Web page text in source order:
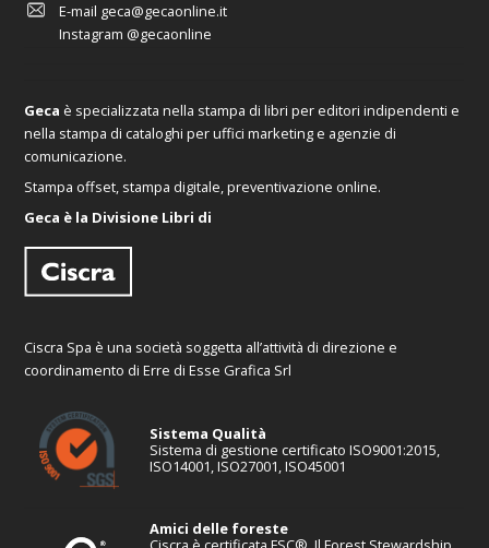
E-mail geca@gecaonline.it
Instagram @gecaonline
Geca è specializzata nella stampa di libri per editori indipendenti e
nella stampa di cataloghi per uffici marketing e agenzie di
comunicazione.
Stampa offset, stampa digitale, preventivazione online.
Geca è la Divisione Libri di
Ciscra Spa è una società soggetta all’attività di direzione e
coordinamento di Erre di Esse Grafica Srl
Sistema Qualità
Sistema di gestione certificato ISO9001:2015,
ISO14001, ISO27001, ISO45001
Amici delle foreste